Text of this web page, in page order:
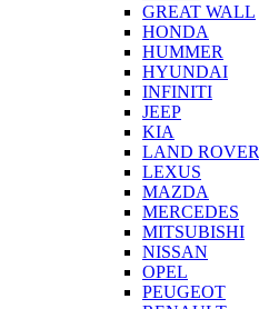
GREAT WALL
HONDA
HUMMER
HYUNDAI
INFINITI
JEEP
KIA
LAND ROVER
LEXUS
MAZDA
MERCEDES
MITSUBISHI
NISSAN
OPEL
PEUGEOT